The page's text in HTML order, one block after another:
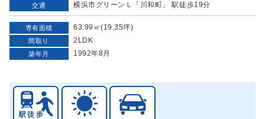
交通 横浜市グリーンＬ「川和町」 駅徒歩19分
専有面積 63.99㎡(19.35坪)
間取り 2LDK
築年月 1992年8月